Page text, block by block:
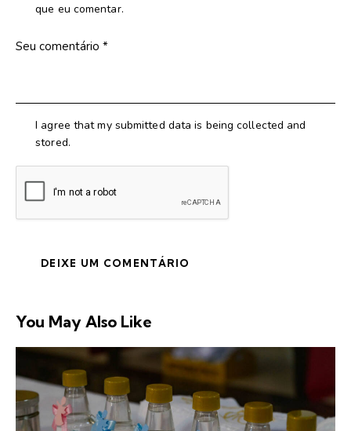
que eu comentar.
I agree that my submitted data is being collected and
stored.
You May Also Like